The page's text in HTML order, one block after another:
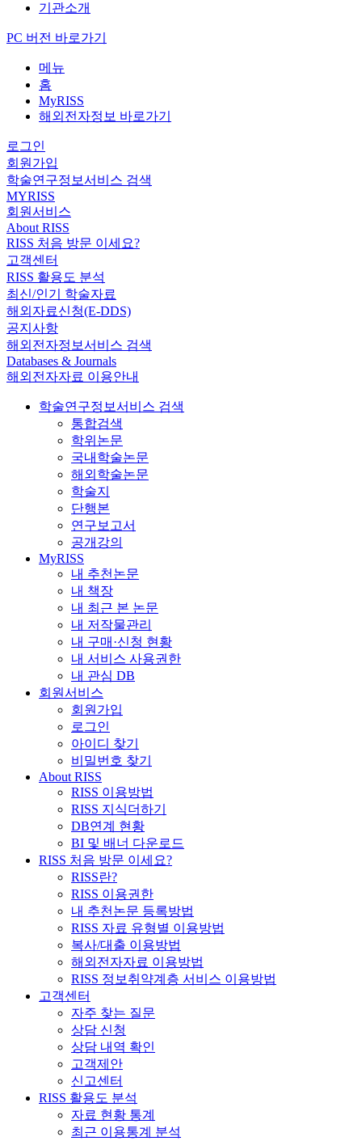
기관소개
PC 버전 바로가기
메뉴
홈
MyRISS
해외전자정보 바로가기
로그인
회원가입
학술연구정보서비스 검색
MYRISS
회원서비스
About RISS
RISS 처음 방문 이세요?
고객센터
RISS 활용도 분석
최신/인기 학술자료
해외자료신청(E-DDS)
공지사항
해외전자정보서비스 검색
Databases & Journals
해외전자자료 이용안내
학술연구정보서비스 검색
통합검색
학위논문
국내학술논문
해외학술논문
학술지
단행본
연구보고서
공개강의
MyRISS
내 추천논문
내 책장
내 최근 본 논문
내 저작물관리
내 구매·신청 현황
내 서비스 사용권한
내 관심 DB
회원서비스
회원가입
로그인
아이디 찾기
비밀번호 찾기
About RISS
RISS 이용방법
RISS 지식더하기
DB연계 현황
BI 및 배너 다운로드
RISS 처음 방문 이세요?
RISS란?
RISS 이용권한
내 추천논문 등록방법
RISS 자료 유형별 이용방법
복사/대출 이용방법
해외전자자료 이용방법
RISS 정보취약계층 서비스 이용방법
고객센터
자주 찾는 질문
상담 신청
상담 내역 확인
고객제안
신고센터
RISS 활용도 분석
자료 현황 통계
최근 이용통계 분석